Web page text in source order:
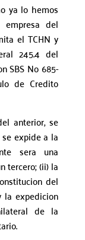
ya lo hemos
del
el TCHN y
245.4 del
SBS No 685-
de Credito
anterior, se
expide a la
sera una
tercero; (ii) la
del
expedicion
de la